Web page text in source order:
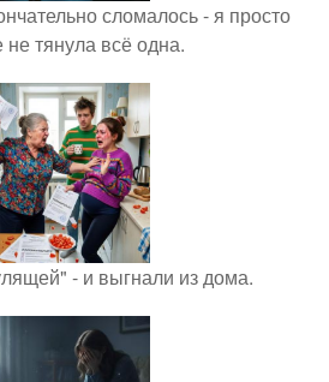
сломалось - я просто
тянула всё одна.
- и выгнали из дома.